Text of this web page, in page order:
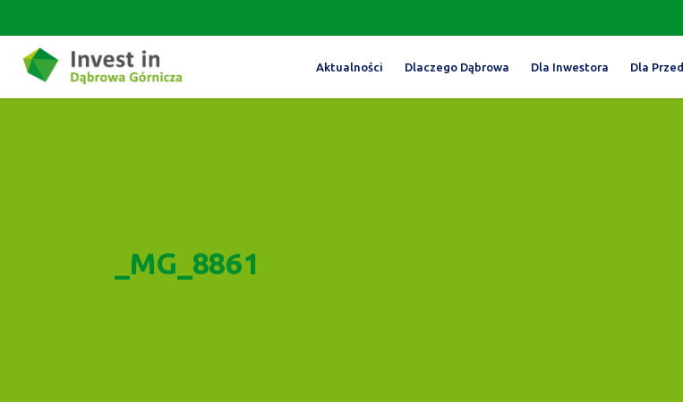
Aktualności Dlaczego Dąbrowa Dla Inwestora Dla
_MG_8861